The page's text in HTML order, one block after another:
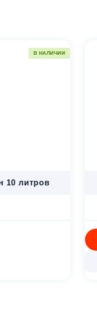
В НАЛИЧИИ
10 литров